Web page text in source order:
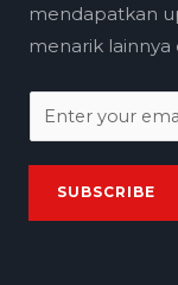
mendapatkan
menarik lainnya
m
a
SUBSCRIBE